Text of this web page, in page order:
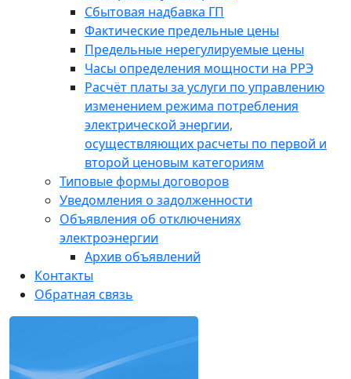
Сбытовая надбавка ГП
Фактические предельные цены
Предельные нерегулируемые цены
Часы определения мощности на РРЭ
Расчёт платы за услуги по управлению
изменением режима потребления
электрической энергии,
осуществляющих расчеты по первой и
второй ценовым категориям
Типовые формы договоров
Уведомления о задолженности
Объявления об отключениях
электроэнергии
Архив объявлений
Контакты
Обратная связь